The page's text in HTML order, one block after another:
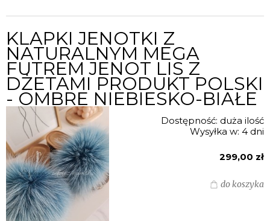
KLAPKI JENOTKI Z
NATURALNYM MEGA
FUTREM JENOT LIS Z
DŻETAMI PRODUKT POLSKI
- OMBRE NIEBIESKO-BIAŁE
Dostępność: duża ilość
Wysyłka w: 4 dni
299,00 zł
do koszyka